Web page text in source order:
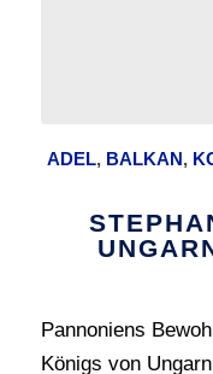
ADEL, BALKAN,
Pannoniens
Königs von